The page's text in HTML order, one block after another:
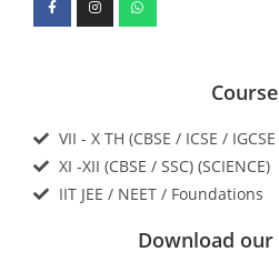
VII - X TH (CBSE / ICSE /
XI -XII (CBSE / SSC) (SCIENCE)
IIT JEE / NEET / Foundations
Download